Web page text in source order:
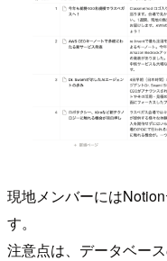
現地メンバーには
す。
注意点は、データベー